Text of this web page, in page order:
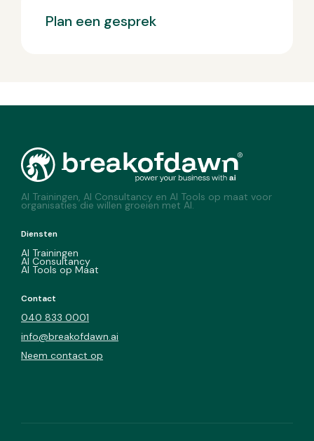
Plan een gesprek
AI Trainingen, AI Consultancy en AI Tools op maat voor
organisaties die willen groeien met AI.
Diensten
AI Trainingen
AI Consultancy
AI Tools op Maat
Contact
040 833 0001
info@breakofdawn.ai
Neem contact op